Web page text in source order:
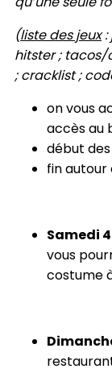
(liste des jeux:
hitster ;
; cracklist ;
on vous
accès au
début
fin autour
Samedi 4
vous
costume